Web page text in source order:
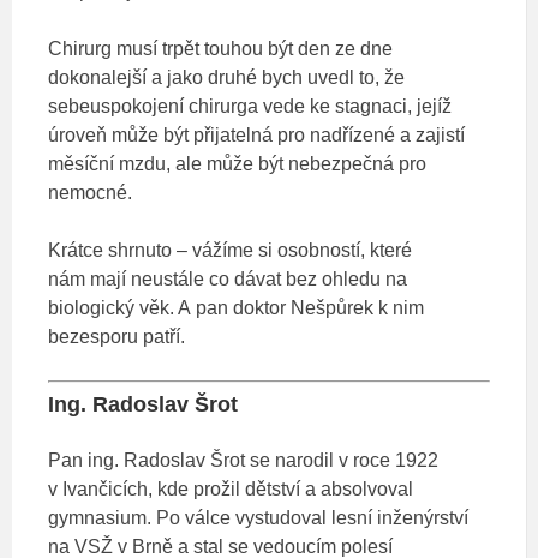
Chirurg musí trpět touhou být den ze dne
dokonalejší a jako druhé bych uvedl to, že
sebeuspokojení chirurga vede ke stagnaci, jejíž
úroveň může být přijatelná pro nadřízené a zajistí
měsíční mzdu, ale může být nebezpečná pro
nemocné.
Krátce shrnuto – vážíme si osobností, které
nám mají neustále co dávat bez ohledu na
biologický věk. A pan doktor Nešpůrek k nim
bezesporu patří.
Ing. Radoslav Šrot
Pan ing. Radoslav Šrot se narodil v roce 1922
v Ivančicích, kde prožil dětství a absolvoval
gymnasium. Po válce vystudoval lesní inženýrství
na VSŽ v Brně a stal se vedoucím polesí